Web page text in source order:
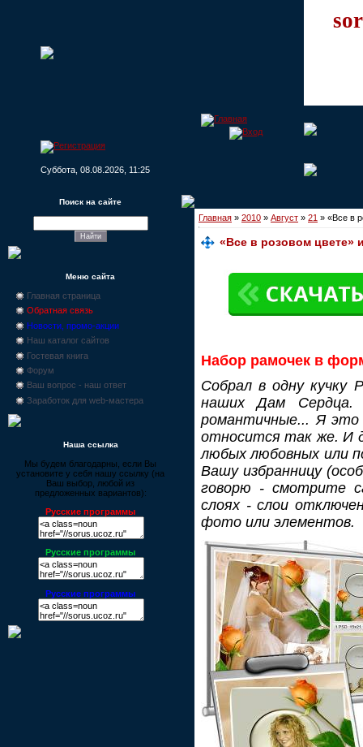
Суббота, 08.08.2026, 11:25
Поиск на сайте
Меню сайта
Главная страница
Обратная связь
Новости, промо-акции
Наш каталог сайтов
Гостевая книга
Форум
Ваш вопрос - наш ответ
Заработок для web-мастера
Наша ссылка
Мы будем благодарны, если Вы
установите у себя нашу ссылку (на
Ваш выбор, любой из
предложенных вариантов):
Русские программы
Русские программы
Русские программы
Главная » 2010 » Август » 21 » «Все в
«Все в розовом цвете»
Набор рамочек в
Собрал в одну кучку
наших Дам Сердца.
романтичные... Я это
относится так же. И
любых любовных или
Вашу избранницу
говорю - смотрите
слоях - слои
фото или элементов.